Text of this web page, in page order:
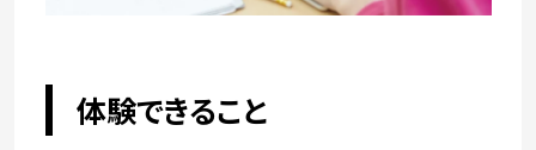
体験できること